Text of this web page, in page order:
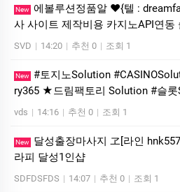
New 에볼루션정품알 ❤️{텔 :
사 사이트 제작비용 카지노API연동
SVD | 14:20 | 추천 0 | 조회 1
New #토지노Solution
ry365 ★드림팩토리 Solution #슬­
vds | 14:16 | 추천 0 | 조회 1
New
달성출장마사지 ヱ[라인
라피 달성1인샵
SDFDSFDS | 14:07 | 추천 0 | 조회 1